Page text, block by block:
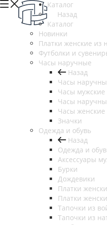
Каталог
Назад
Каталог
Новинки
Платки женские из
Футболки и
Часы наручные
Назад
Часы
Часы мужские
Часы
Часы женские
Значки
Одежда и обувь
Назад
Одежда и
Аксессуары
Бурки
Дождевики
Платки
Платки
Тапочки из
Тапочки из